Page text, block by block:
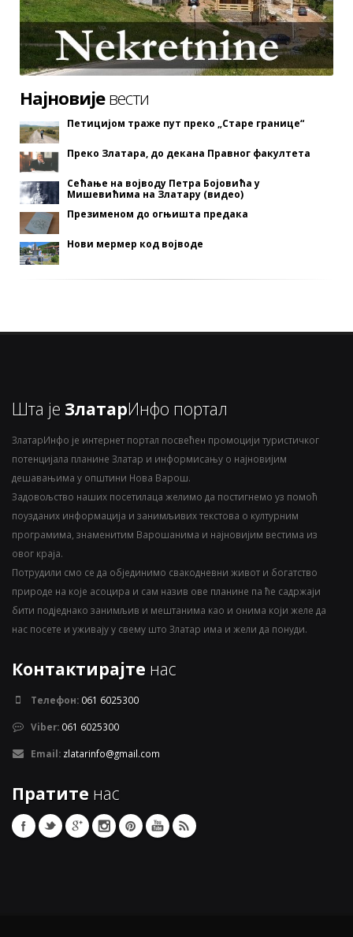
Најновијевести
Петицијом траже пут преко „Старе границе“
Преко Златара, до декана Правног факултета
Сећање на војводу Петра Бојовића у
Мишевићима на Златару (видео)
Презименом до огњишта предака
Нови мермер код војводе
Шта је ЗлатарИнфо портал
ЗлатарИнфо је интернет портал посвећен промоцији туристичког
потенцијала планине Златар и информисању о најновијим
дешавањима у општини Нова Варош.
Задовољство наших посетилаца желимо да постигнемо уз помоћ
поузданих информација и занимљивих текстова о културним
програмима, знаменитим Варошанима и најновијим вестима из
овог краја.
Потрудили смо се да објединимо свакодневни живот и богатство
природе на које асоцира и сам назив ове планине па ће садржаји
бити подједнако занимљив и мештанима као и онима који желе да
нас посете и уживају у свему што Златар има и жели да понуди.
Контактирајте нас
Телефон: 061 6025300
Viber: 061 6025300
Email: zlatarinfo@gmail.com
Пратите нас